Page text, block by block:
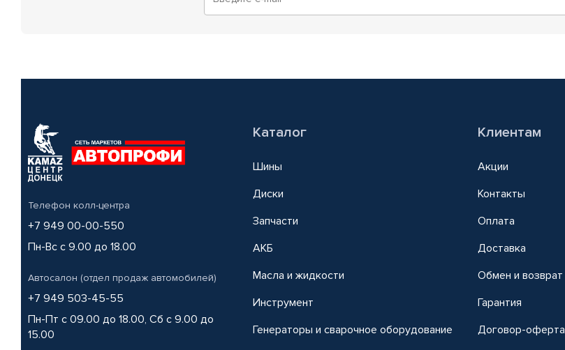
Телефон колл-центра
+7 949 00-00-550
Пн-Вс с 9.00 до 18.00
Автосалон (отдел продаж автомобилей)
+7 949 503-45-55
Пн-Пт с 09.00 до 18.00, Сб с 9.00 до
15.00
Каталог
Шины
Диски
Запчасти
АКБ
Масла и жидкости
Инструмент
Генераторы и сварочное оборудование
Клиентам
Акции
Контакты
Оплата
Доставка
Обмен и возврат
Гарантия
Договор-оферта